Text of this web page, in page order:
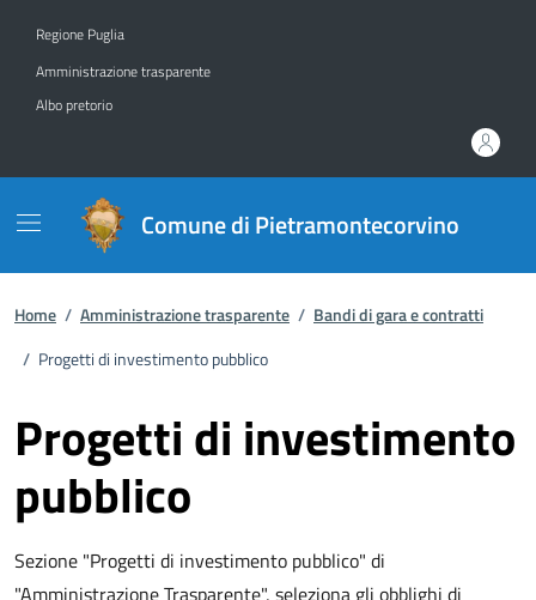
Regione Puglia
Amministrazione trasparente
Albo pretorio
Comune di Pietramontecorvino
Home / Amministrazione trasparente / Bandi di gara e contratti
/ Progetti di investimento pubblico
Progetti di investimento
pubblico
Sezione "Progetti di investimento pubblico" di
"Amministrazione Trasparente", seleziona gli obblighi di